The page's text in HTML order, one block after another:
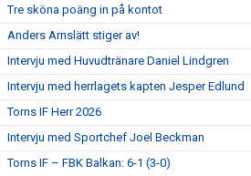
Tre sköna poäng in på kontot
Anders Arnslätt stiger av!
Intervju med Huvudtränare Daniel Lindgren
Intervju med herrlagets kapten Jesper Edlund
Torns IF Herr 2026
Intervju med Sportchef Joel Beckman
Torns IF – FBK Balkan: 6-1 (3-0)